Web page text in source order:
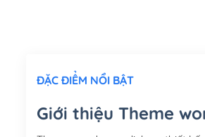
ĐẶC ĐIỂM NỔI BẬT
Giới thiệu Theme